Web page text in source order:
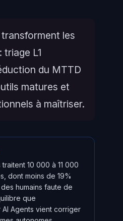
les
triage L1
du MTTD
matures et
à maîtriser.
10 000 à 11 000
dont moins de 19%
humains faute de
que
Agents vient corriger